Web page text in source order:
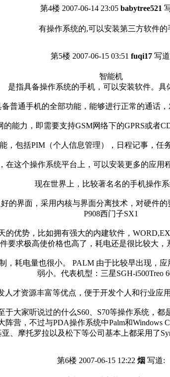
第4楼 2007-06-14 23:05 babytree521
有操作系统的,可以安装第三方软件的
第5楼 2007-06-15 03:51 fuqi17 写
智能机
是指具备操作系统的手机，可以安装软件。具
备普通手机的全部功能，能够进行正常的通话，
的能力，即需要支持GSM网络下的GPRS或者
，包括PIM（个人信息管理），日程记事，任
在这个操作系统平台上，可以安装更多的应用
现在世界上，比较著名名的手机操作
的界面，采用内核与界面分离技术，对硬件
P908西门子SX1
优势，比如拥有强大的内建软件，
要求极高使价格也高了，耗电还是很比较大，
，耗电量也很小。 PALM 由于比较早出现，
弱小。代表机型：三星SGH-i500Treo
才资源丰富等优点，便于开发个人和行业应
于大家听说过的什么S60、S70等操作系统，都
阵营，不过与PDA操作系统中Palm和
、摩托罗拉以及松下等公司基本上都采用了
第6楼 2007-06-15 12:22 烟 写道: